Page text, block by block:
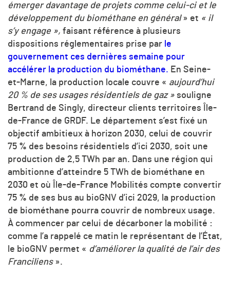
émerger davantage de projets comme celui-ci et le
développement du biométhane en général» et « il
s’y engage », faisant référence à plusieurs
dispositions réglementaires prise par le
gouvernement ces dernières semaine pour
accélérer la production du biométhane. En Seine-
et-Marne, la production locale couvre « aujourd’hui
20 % de ses usages résidentiels de gaz » souligne
Bertrand de Singly, directeur clients territoires Île-
de-France de GRDF. Le département s’est fixé un
objectif ambitieux à horizon 2030, celui de couvrir
75 % des besoins résidentiels d’ici 2030, soit une
production de 2,5 TWh par an. Dans une région qui
ambitionne d’atteindre 5 TWh de biométhane en
2030 et où Île-de-France Mobilités compte convertir
75 % de ses bus au bioGNV d’ici 2029, la production
de biométhane pourra couvrir de nombreux usage.
À commencer par celui de décarboner la mobilité :
comme l’a rappelé ce matin le représentant de l’État,
le bioGNV permet « d’améliorer la qualité de l’air des
Franciliens».